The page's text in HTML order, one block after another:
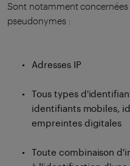
Sont notamment
pseudonymes :
Adresses IP
Tous types
identifiants mobiles,
empreintes digitales
Toute combinaison